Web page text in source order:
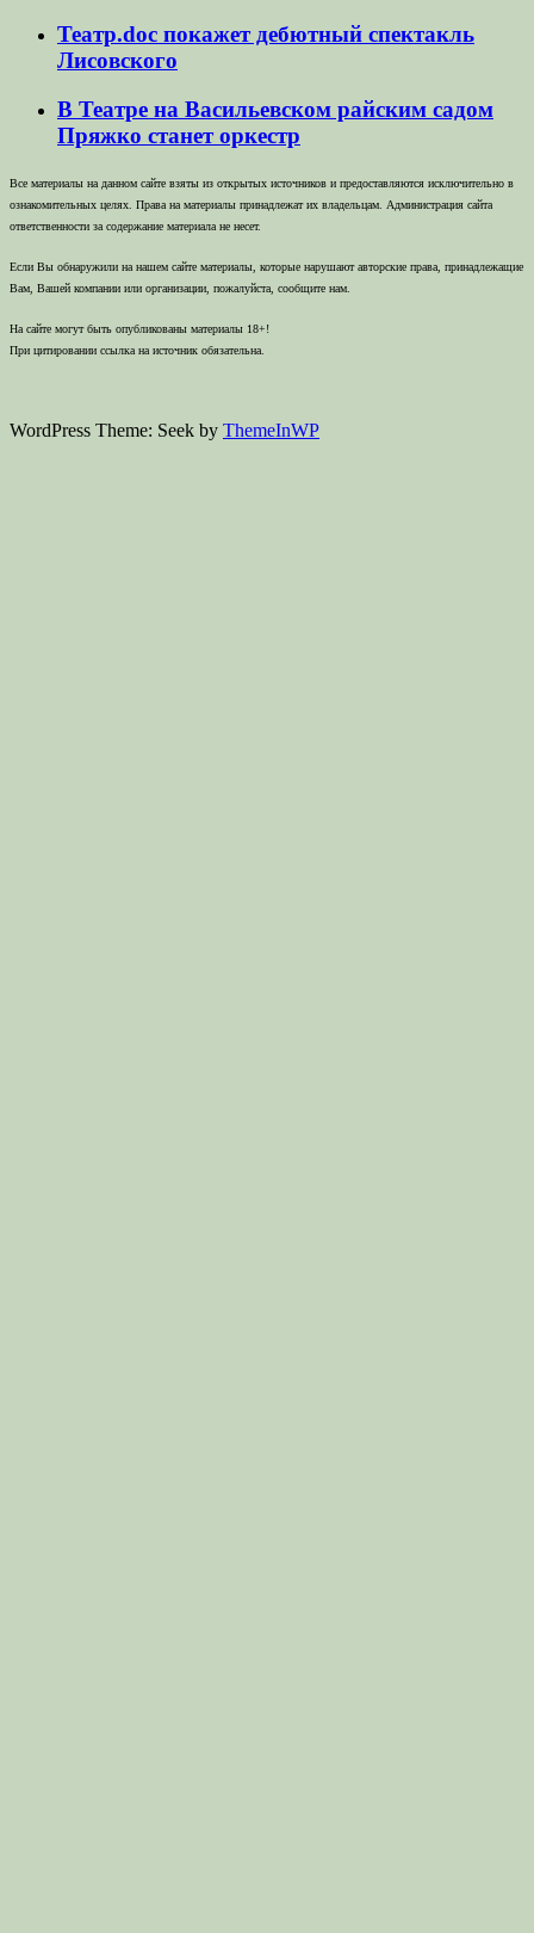
Театр.doc покажет дебютный спектакль
Лисовского
В Театре на Васильевском райским садом
Пряжко станет оркестр
Все материалы на данном сайте взяты из открытых источников и предоставляются исключительно в
ознакомительных целях. Права на материалы принадлежат их владельцам. Администрация сайта
ответственности за содержание материала не несет.
Если Вы обнаружили на нашем сайте материалы, которые нарушают авторские права, принадлежащие
Вам, Вашей компании или организации, пожалуйста, сообщите нам.
На сайте могут быть опубликованы материалы 18+!
При цитировании ссылка на источник обязательна.
WordPress Theme: Seek by ThemeInWP